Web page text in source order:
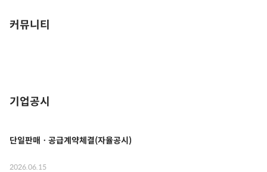
커뮤니티
기업공시
단일판매ㆍ공급계약체결(자율공시)
2026.06.15